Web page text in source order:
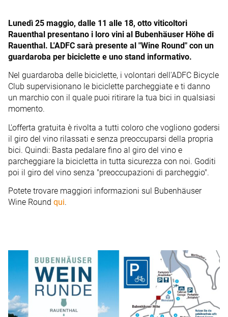
Lunedì 25 maggio, dalle 11 alle 18, otto viticoltori
Rauenthal presentano i loro vini al Bubenhäuser Höhe di
Rauenthal. L'ADFC sarà presente al "Wine Round" con un
guardaroba per biciclette e uno stand informativo.
Nel guardaroba delle biciclette, i volontari dell'ADFC Bicycle
Club supervisionano le biciclette parcheggiate e ti danno
un marchio con il quale puoi ritirare la tua bici in qualsiasi
momento.
L'offerta gratuita è rivolta a tutti coloro che vogliono godersi
il giro del vino rilassati e senza preoccuparsi della propria
bici. Quindi: Basta pedalare fino al giro del vino e
parcheggiare la bicicletta in tutta sicurezza con noi. Goditi
poi il giro del vino senza "preoccupazioni di parcheggio".
Potete trovare maggiori informazioni sul Bubenhäuser
Wine Round qui.